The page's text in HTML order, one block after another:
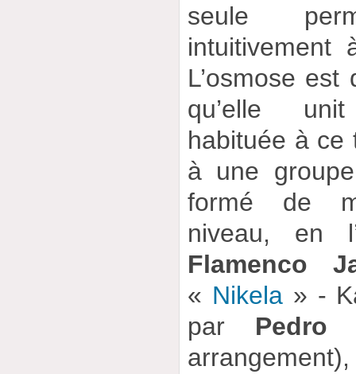
seule
intuitivement
L’osmose est
qu’elle
habituée à ce
à une
formé de
niveau, en
Flamenco
« Nikela » -
par Pedro